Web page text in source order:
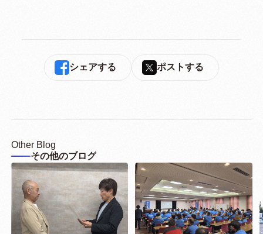
シェアする ポストする
その他のブログ
Other Blog